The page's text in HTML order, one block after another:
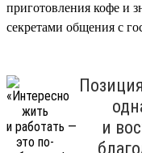
приготовления кофе и
секретами общения с
и